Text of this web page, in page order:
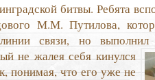
битвы. Ребята
М.М. Путилова,
связи, но
не жалея себя кинулся
понимая,что его уже не